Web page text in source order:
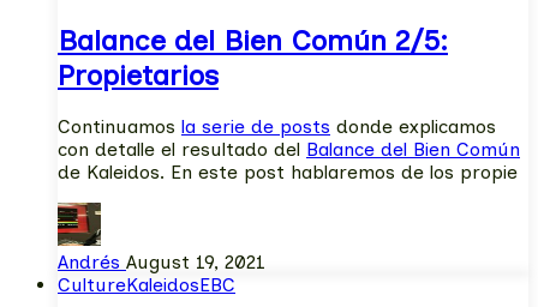
Balance del Bien Común 2/5:
Propietarios
Continuamos la serie de posts donde explicamos
con detalle el resultado del Balance del Bien Común
de Kaleidos. En este post hablaremos de los propie
Andrés August 19, 2021
CultureKaleidosEBC